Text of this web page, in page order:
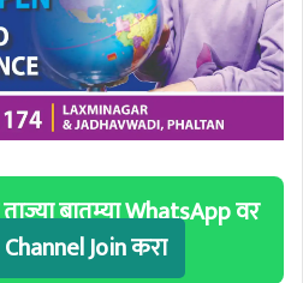
ताज्या बातम्या WhatsApp वर
Channel Join करा